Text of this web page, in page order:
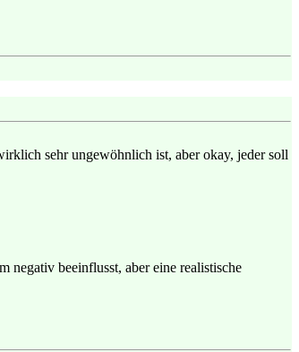
sehr ungewöhnlich ist, aber okay, jeder soll
negativ beeinflusst, aber eine realistische